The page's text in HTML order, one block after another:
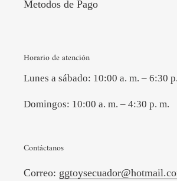
Metodos de Pago
Horario de atención
Lunes a sábado: 10:00 a. m. – 6:30
Domingos: 10:00 a. m. – 4:30 p. m.
Contáctanos
Correo: